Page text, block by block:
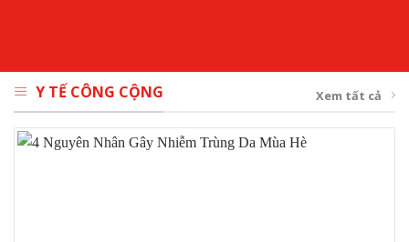
Y TẾ CÔNG CỘNG Xem tất cả